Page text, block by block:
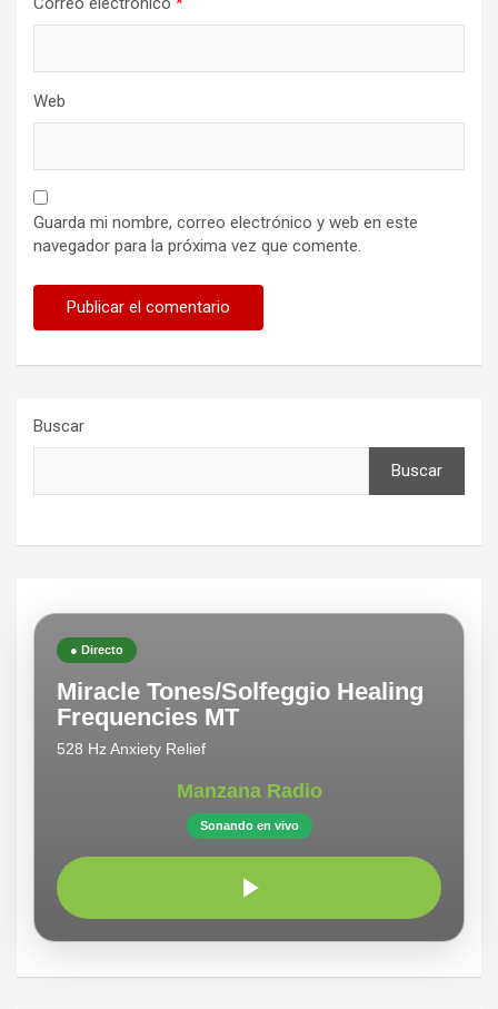
Web
Guarda mi nombre, correo electrónico y web en este
navegador para la próxima vez que comente.
Buscar
Buscar
● Directo
Miracle Tones/Solfeggio Healing
Frequencies MT
528 Hz Anxiety Relief
Manzana Radio
Sonando en vivo